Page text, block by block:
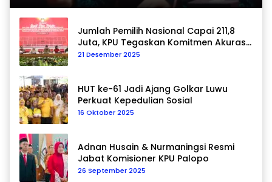
Jumlah Pemilih Nasional Capai 211,8
Juta, KPU Tegaskan Komitmen Akurasi
Data Berkelanjutan
21 Desember 2025
HUT ke-61 Jadi Ajang Golkar Luwu
Perkuat Kepedulian Sosial
16 Oktober 2025
Adnan Husain & Nurmaningsi Resmi
Jabat Komisioner KPU Palopo
26 September 2025